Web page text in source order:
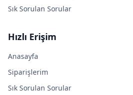
Sık Sorulan Sorular
Hızlı Erişim
Anasayfa
Siparişlerim
Sık Sorulan Sorular